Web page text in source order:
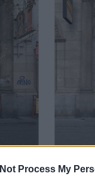
Process My
már siránkozni
lehetne
a presztízsét is